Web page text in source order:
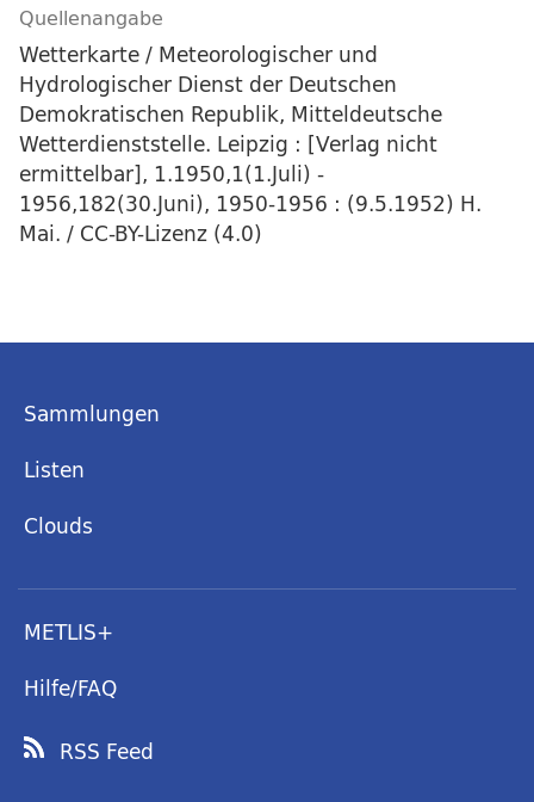
Quellenangabe
Wetterkarte / Meteorologischer und
Hydrologischer Dienst der Deutschen
Demokratischen Republik, Mitteldeutsche
Wetterdienststelle. Leipzig : [Verlag nicht
ermittelbar], 1.1950,1(1.Juli) -
1956,182(30.Juni), 1950-1956 : (9.5.1952) H.
Mai. / CC-BY-Lizenz (4.0)
Sammlungen
Listen
Clouds
METLIS+
Hilfe/FAQ
RSS Feed